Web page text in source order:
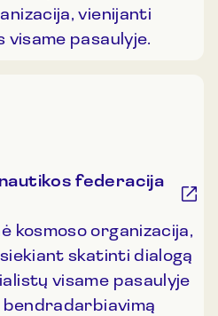
vienijanti
visame pasaulyje.
federacija
kosmoso organizacija,
skatinti dialogą
visame pasaulyje